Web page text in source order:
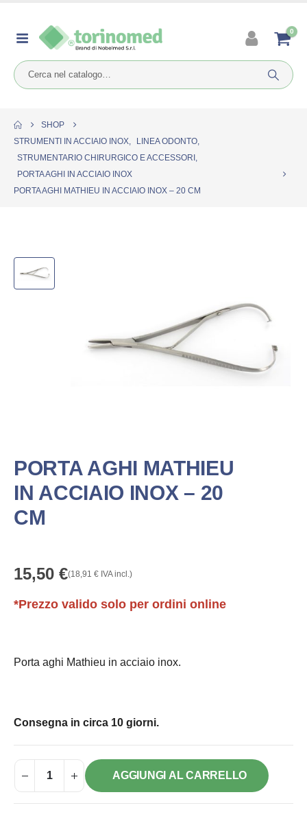
0
SHOP
STRUMENTI IN ACCIAIO INOX, LINEA ODONTO,
STRUMENTARIO CHIRURGICO E ACCESSORI ,
PORTA AGHI IN ACCIAIO INOX
PORTA AGHI MATHIEU IN ACCIAIO INOX – 20 CM
PORTA AGHI MATHIEU
IN ACCIAIO INOX – 20
CM
15,50 €(18,91 € IVA incl.)
*Prezzo valido solo per ordini online
Porta aghi Mathieu in acciaio inox.
Consegna in circa 10 giorni.
AGGIUNGI AL CARRELLO